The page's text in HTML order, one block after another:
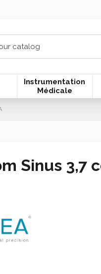
Instrumentation
Médicale
Sinus 3,7